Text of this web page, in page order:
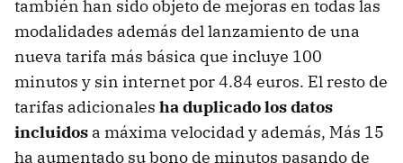
también han sido objeto de mejoras en todas las
modalidades además del lanzamiento de una
nueva tarifa más básica que incluye 100
minutos y sin internet por 4.84 euros. El resto de
tarifas adicionales ha duplicado los datos
incluidos a máxima velocidad y además, Más 15
ha aumentado su bono de minutos pasando de